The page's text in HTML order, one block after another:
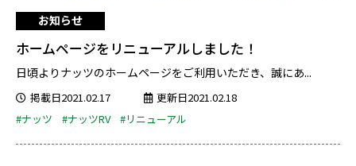
お知らせ
ホームページをリニューアルしました！
日頃よりナッツのホームページをご利用いただき、誠にあ...
掲載日2021.02.17
更新日2021.02.18
#ナッツ
#ナッツRV #リニューアル